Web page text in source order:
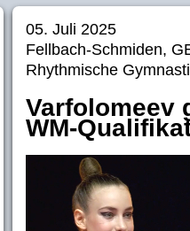
05. Juli 2025
Fellbach-Schmiden,
Rhythmische
Varfolomeev
WM-